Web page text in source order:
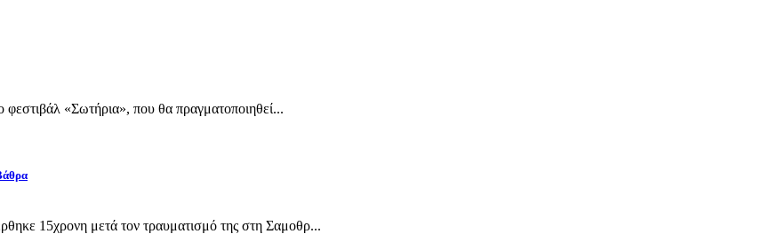
φεστιβάλ «Σωτήρια», που θα πραγματοποιηθεί...
15χρονη μετά τον τραυματισμό της στη Σαμοθρ...